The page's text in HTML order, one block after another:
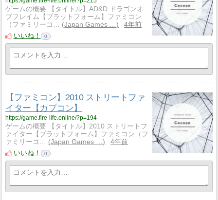
ゲームの概要 【タイトル】AD&D ドラゴンオ
ブフレイム【プラットフォーム】ファミコン
（ファミリーコ…
Japan Games …
4年前
いいね！
0
【ファミコン】2010 ストリートファ
イター【カプコン】
https://game.fire-life.online/?p=194
ゲームの概要 【タイトル】2010 ストリートフ
ァイター【プラットフォーム】ファミコン（フ
ァミリーコ…
Japan Games …
4年前
いいね！
0